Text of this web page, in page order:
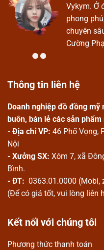
Vykym. Ở
phong
chuyên
Cường
Thông tin liên hệ
Doanh nghiệp đồ đồng mỹ
buôn, bán lẻ các sản
- Địa chỉ VP: 46 Phố Vọng,
Nội
- Xưởng SX: Xóm 7, xã
Bình.
- ĐT: 0363.01.0000 (Mobi,
(Để có giá tốt, vui lòng liên
Kết nối với chúng tôi
Phương thức thanh toán